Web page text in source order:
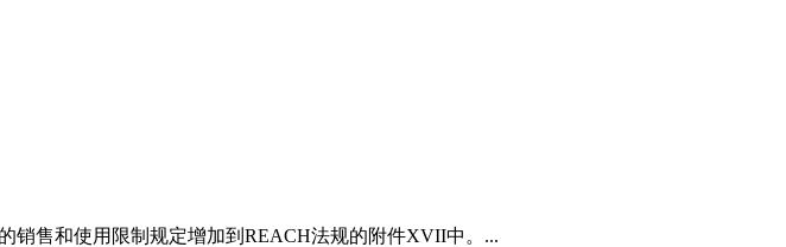
销售和使用限制规定增加到REACH法规的附件XVII中。...